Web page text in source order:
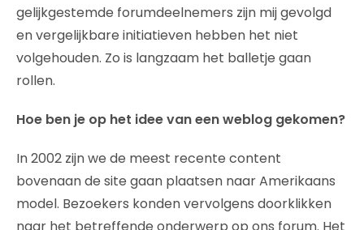
gelijkgestemde forumdeelnemers zijn mij gevolgd
en vergelijkbare initiatieven hebben het niet
volgehouden. Zo is langzaam het balletje gaan
rollen.
Hoe ben je op het idee van een weblog gekomen?
In 2002 zijn we de meest recente content
bovenaan de site gaan plaatsen naar Amerikaans
model. Bezoekers konden vervolgens doorklikken
naar het betreffende onderwerp op ons forum. Het